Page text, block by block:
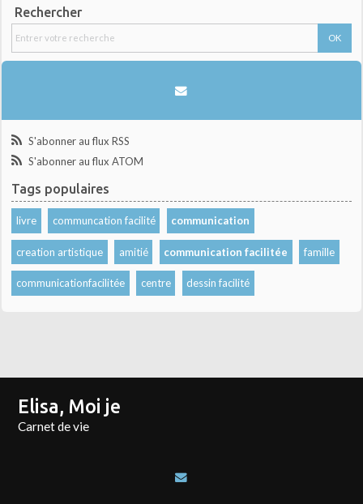
Rechercher
S'abonner au flux RSS
S'abonner au flux ATOM
Tags populaires
livre communcation facilité communication
creation artistique amitié communication facilitée famille
communicationfacilitée centre dessin facilité
Elisa, Moi je
Carnet de vie